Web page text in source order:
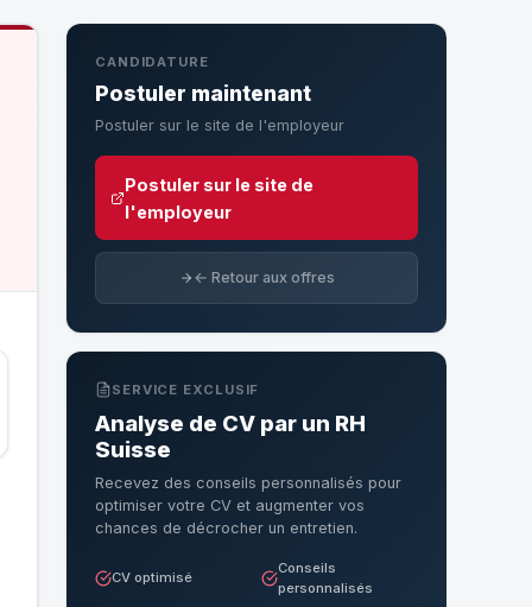
CANDIDATURE
Postuler maintenant
Postuler sur le site de l'employeur
Postuler sur le site de
l'employeur
← Retour aux offres
SERVICE EXCLUSIF
Analyse de CV par un RH
Suisse
Recevez des conseils personnalisés pour
optimiser votre CV et augmenter vos
chances de décrocher un entretien.
CV optimisé
Conseils
personnalisés